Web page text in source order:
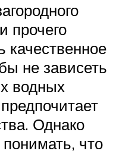
прочего
качественное
не зависеть
водных
Однако
что